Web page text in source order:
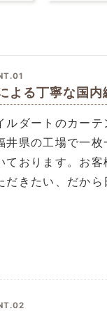
よる丁寧な国内
ルダートのカー
井県の工場で一
ております。お
だきたい、だか